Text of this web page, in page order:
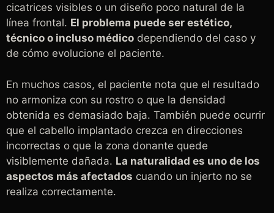
cicatrices visibles o un diseño poco natural de la
línea frontal. El problema puede ser estético,
técnico o incluso médico dependiendo del caso y
de cómo evolucione el paciente.
En muchos casos, el paciente nota que el resultado
no armoniza con su rostro o que la densidad
obtenida es demasiado baja. También puede ocurrir
que el cabello implantado crezca en direcciones
incorrectas o que la zona donante quede
visiblemente dañada. La naturalidad es uno de los
aspectos más afectados cuando un injerto no se
realiza correctamente.